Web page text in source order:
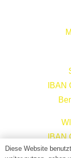
IBAN
IBAN
Diese Website